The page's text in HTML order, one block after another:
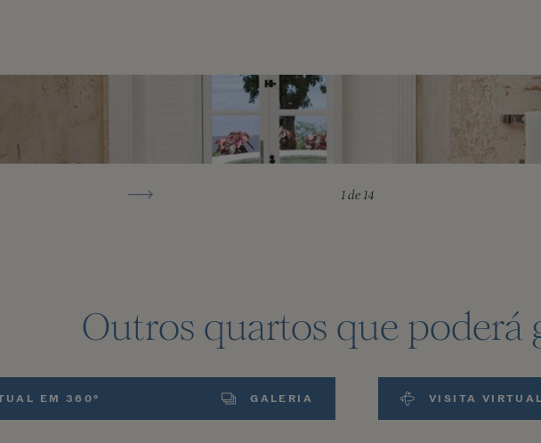
1de 14
Outros quartos que poderá
EM 360° GALERIA VISITA